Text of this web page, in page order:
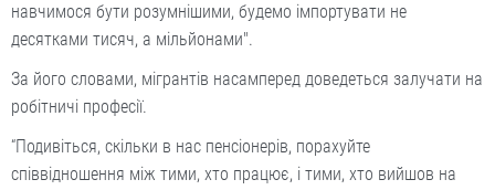
навчимося бути розумнішими, будемо імпортувати не
десятками тисяч, а мільйонами".
За його словами, мігрантів насамперед доведеться залучати на
робітничі професії.
“Подивіться, скільки в нас пенсіонерів, порахуйте
співвідношення між тими, хто працює, і тими, хто вийшов на